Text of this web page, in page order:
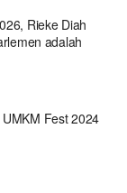
Rieke Diah
adalah
Fest 2024